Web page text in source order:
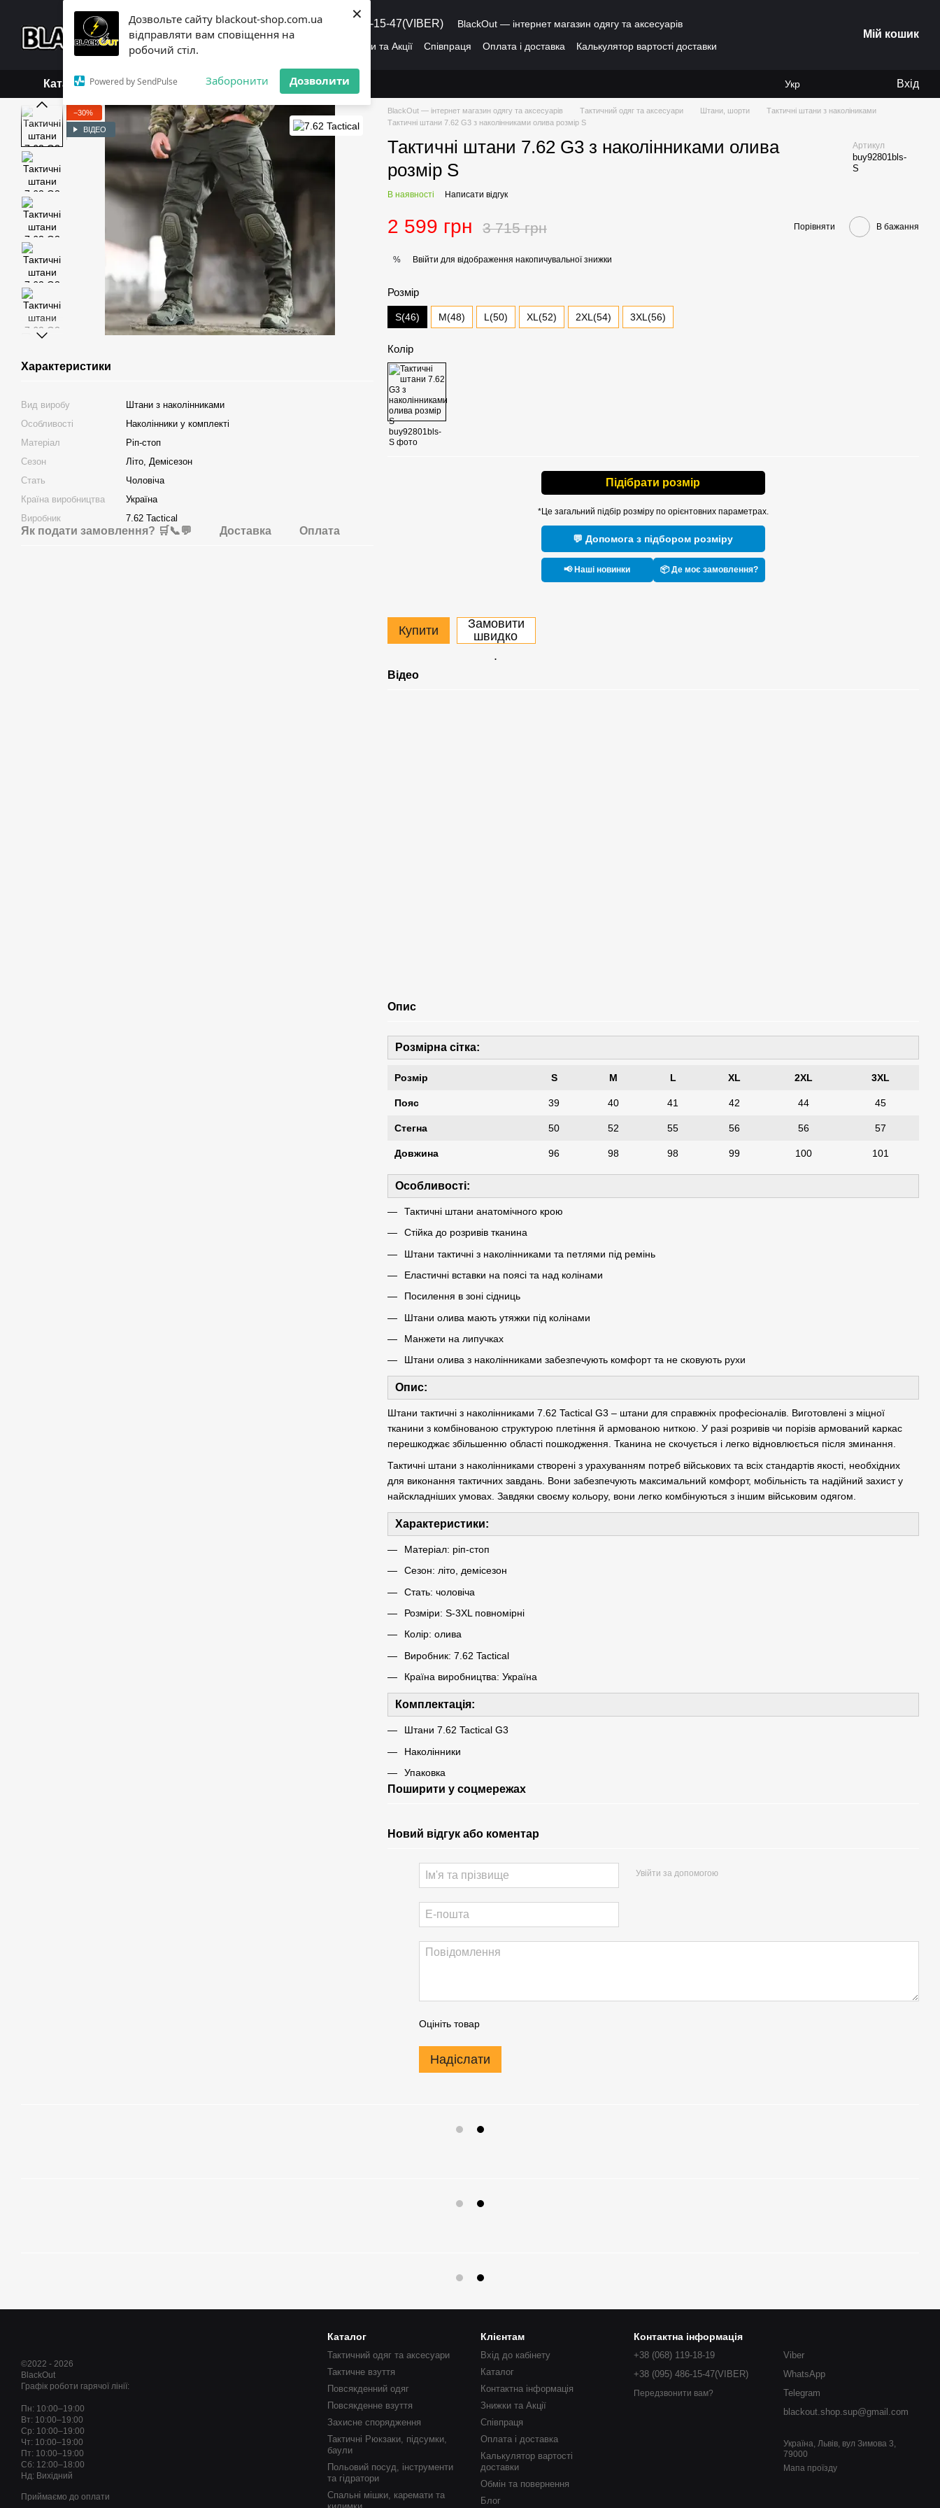
Дозвольте сайту blackout-shop.com.ua
відправляти вам сповіщення на
робочий стіл.
Powered by SendPulse Заборонити Дозволити
×
Перейти до основного контенту
+38 (068) 119-18-19,+38 (095) 486-15-47(VIBER)
BlackOut — інтернет магазин одягу та аксесуарів
Каталог
Знижки та Акції Співпраця Оплата і доставка
Калькулятор вартості доставки
Мій кошик
Каталог Укр Вхід
−30%
ВІДЕО
Характеристики
Вид виробу
Штани з наколінниками
Особливості
Наколінники у комплекті
Матеріал
Ріп-стоп
Сезон
Літо, Демісезон
Стать
Чоловіча
Країна виробництва
Україна
Виробник
7.62 Tactical
Як подати замовлення? 🛒📞💬 Доставка Оплата
BlackOut — інтернет магазин одягу та аксесуарів Тактичний одяг та аксесуари Штани, шорти
Тактичні штани з наколіниками
Тактичні штани 7.62 G3 з наколінниками олива розмір S
Тактичні штани 7.62 G3 з наколінниками олива
розмір S
Артикул
buy92801bls-
S
В наявності Написати відгук
2 599 грн 3 715 грн Порівняти В бажання
% Ввійти для відображення накопичувальної знижки
Розмір
S(46) M(48) L(50) XL(52) 2XL(54) 3XL(56)
Колір
Підібрати розмір
*Це загальний підбір розміру по орієнтовних параметрах.
💬 Допомога з підбором розміру
📢 Наші новинки 📦 Де моє замовлення?
Купити
Замовити
швидко
.
Відео
Опис
Розмірна сітка:
Розмір S M L XL 2XL 3XL
Пояс 39 40 41 42 44 45
Стегна 50 52 55 56 56 57
Довжина 96 98 98 99 100 101
Особливості:
Тактичні штани анатомічного крою
Стійка до розривів тканина
Штани тактичні з наколінниками та петлями під ремінь
Еластичні вставки на поясі та над колінами
Посилення в зоні сідниць
Штани олива мають утяжки під колінами
Манжети на липучках
Штани олива з наколінниками забезпечують комфорт та не сковують рухи
Опис:
Штани тактичні з наколінниками 7.62 Tactical G3 – штани для справжніх професіоналів. Виготовлені з міцної
тканини з комбінованою структурою плетіння й армованою ниткою. У разі розривів чи порізів армований каркас
перешкоджає збільшенню області пошкодження. Тканина не скочується і легко відновлюється після зминання.
Тактичні штани з наколінниками створені з урахуванням потреб військових та всіх стандартів якості, необхідних
для виконання тактичних завдань. Вони забезпечують максимальний комфорт, мобільність та надійний захист у
найскладніших умовах. Завдяки своєму кольору, вони легко комбінуються з іншим військовим одягом.
Характеристики:
Матеріал: ріп-стоп
Сезон: літо, демісезон
Стать: чоловіча
Розміри: S-3XL повномірні
Колір: олива
Виробник: 7.62 Tactical
Країна виробництва: Україна
Комплектація:
Штани 7.62 Tactical G3
Наколінники
Упаковка
Поширити у соцмережах
Новий відгук або коментар
Увійти за допомогою
Оцініть товар
Надіслати
©2022 - 2026
BlackOut
Графік роботи гарячої лінії:
Пн: 10:00–19:00
Вт: 10:00–19:00
Ср: 10:00–19:00
Чт: 10:00–19:00
Пт: 10:00–19:00
Сб: 12:00–18:00
Нд: Вихідний
Приймаємо до оплати
Каталог
Тактичний одяг та аксесуари
Тактичне взуття
Повсякденний одяг
Повсякденне взуття
Захисне спорядження
Тактичні Рюкзаки, підсумки,
баули
Польовий посуд, інструменти
та гідратори
Спальні мішки, каремати та
Клієнтам
Вхід до кабінету
Каталог
Контактна інформація
Знижки та Акції
Співпраця
Оплата і доставка
Калькулятор вартості
доставки
Обмін та повернення
Блог
Контактна інформація
+38 (068) 119-18-19
+38 (095) 486-15-47(VIBER)
Передзвонити вам?
Viber
WhatsApp
Telegram
blackout.shop.sup@gmail.com
Україна, Львів, вул Зимова 3,
79000
Мапа проїзду